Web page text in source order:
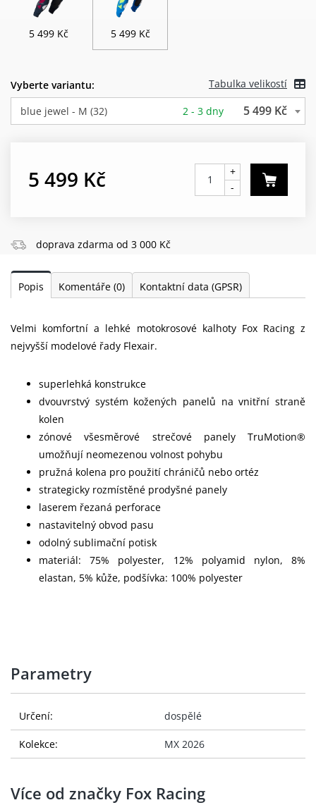
5 499 Kč 5 499 Kč
Vyberte variantu: Tabulka velikostí
blue jewel - M (32) 2 - 3 dny 5 499 Kč
5 499 Kč
+
-
doprava zdarma od 3 000 Kč
Popis Komentáře (0) Kontaktní data (GPSR)
Velmi komfortní a lehké motokrosové kalhoty Fox Racing z
nejvyšší modelové řady Flexair.
superlehká konstrukce
dvouvrstvý systém kožených panelů na vnitřní straně
kolen
zónové všesměrové strečové panely TruMotion®
umožňují neomezenou volnost pohybu
pružná kolena pro použití chráničů nebo ortéz
strategicky rozmístěné prodyšné panely
laserem řezaná perforace
nastavitelný obvod pasu
odolný sublimační potisk
materiál: 75% polyester, 12% polyamid nylon, 8%
elastan, 5% kůže, podšívka: 100% polyester
Parametry
Určení: dospělé
Kolekce: MX 2026
Více od značky Fox Racing